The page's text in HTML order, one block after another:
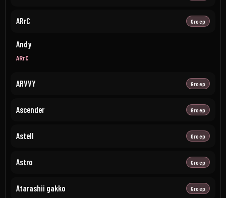
ARrC Groep
Andy
ARrC
ARVVY Groep
Ascender Groep
Astell Groep
Astro Groep
Atarashii gakko Groep